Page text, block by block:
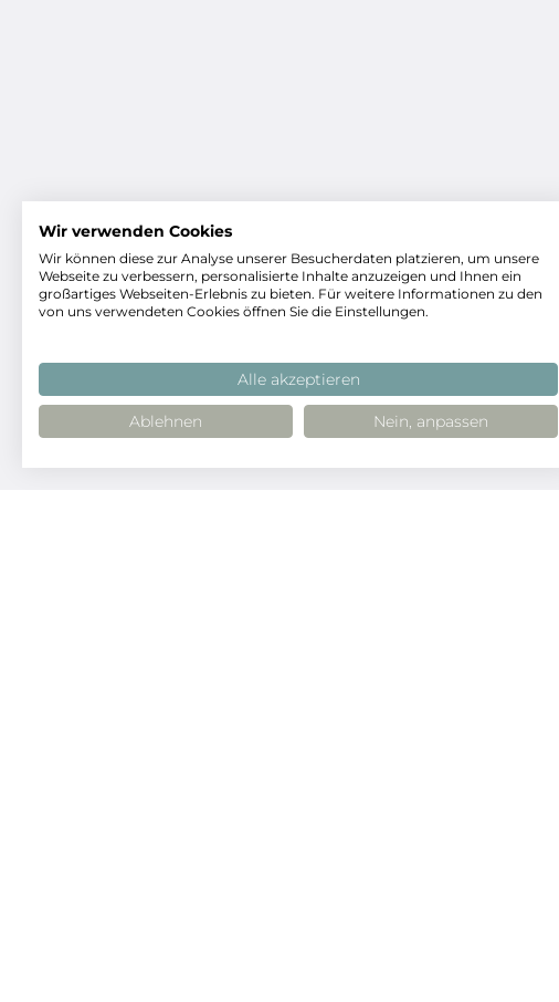
Wir verwenden Cookies
Wir können diese zur Analyse unserer Besucherdaten platzieren, um unsere
Webseite zu verbessern, personalisierte Inhalte anzuzeigen und Ihnen ein
großartiges Webseiten-Erlebnis zu bieten. Für weitere Informationen zu den
von uns verwendeten Cookies öffnen Sie die Einstellungen.
Alle akzeptieren
Ablehnen Nein, anpassen